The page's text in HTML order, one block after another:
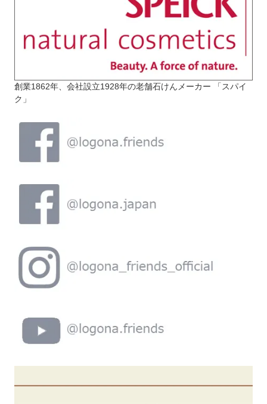
創業1862年、会社設立1928年の老舗石けんメーカー 「スパイ
ク」